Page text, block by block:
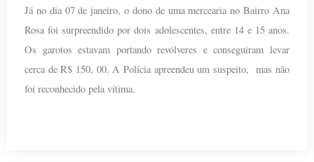
Já no dia 07 de janeiro, o dono de uma mercearia no Bairro Ana
Rosa foi surpreendido por dois adolescentes, entre 14 e 15 anos.
Os garotos estavam portando revólveres e conseguiram levar
cerca de R$ 150, 00. A Polícia apreendeu um suspeito, mas não
foi reconhecido pela vítima.